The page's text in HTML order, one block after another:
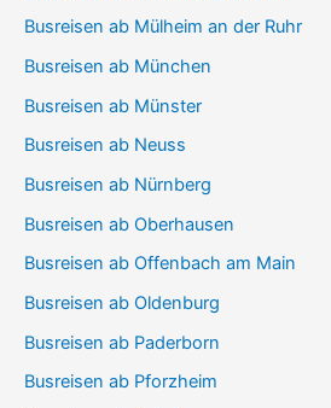
Busreisen ab Mülheim an der Ruhr
Busreisen ab München
Busreisen ab Münster
Busreisen ab Neuss
Busreisen ab Nürnberg
Busreisen ab Oberhausen
Busreisen ab Offenbach am Main
Busreisen ab Oldenburg
Busreisen ab Paderborn
Busreisen ab Pforzheim